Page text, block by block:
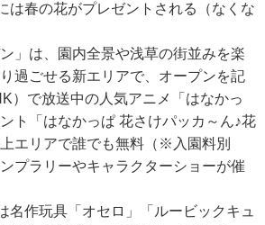
は春の花がプレゼントされる（なくな
」は、園内全景や浅草の街並みを楽
過ごせる新エリアで、オープンを記
）で放送中の人気アニメ「はなかっ
ト「はなかっぱ 花さけパッカ～ん♪花
エリアで誰でも無料（※入園料別
プラリーやキャラクターショーが催
作玩具「オセロ」「ルービックキュ